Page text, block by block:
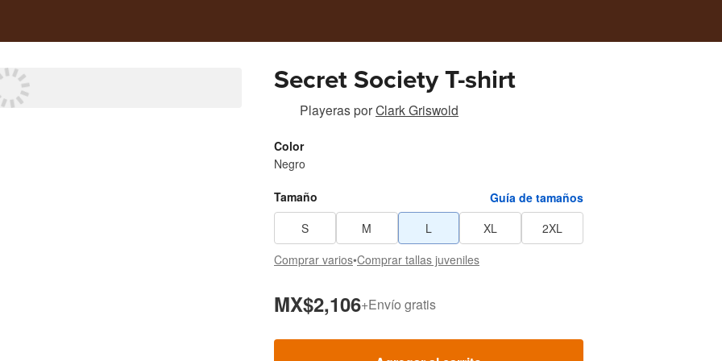
Secret Society T-shirt
PlayerasporClark Griswold
Color
Negro
Tamaño
Guía de tamaños
S
M L XL
2XL
Comprar varios•Comprar tallas juveniles
MX$2,106+Envío gratis